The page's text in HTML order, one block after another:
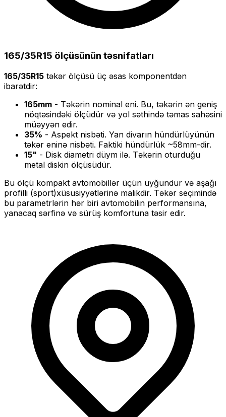
165/35R15 ölçüsünün təsnifatları
165/35R15 təkər ölçüsü üç əsas komponentdən
ibarətdir:
165mm - Təkərin nominal eni. Bu, təkərin ən geniş
nöqtəsindəki ölçüdür və yol səthində təmas sahəsini
müəyyən edir.
35% - Aspekt nisbəti. Yan divarın hündürlüyünün
təkər eninə nisbəti. Faktiki hündürlük ~58mm-dir.
15" - Disk diametri düym ilə. Təkərin oturduğu
metal diskin ölçüsüdür.
Bu ölçü kompakt avtomobillər üçün uyğundur və aşağı
profilli (sport)xüsusiyyətlərinə malikdir. Təkər seçimində
bu parametrlərin hər biri avtomobilin performansına,
yanacaq sərfinə və sürüş komfortuna təsir edir.